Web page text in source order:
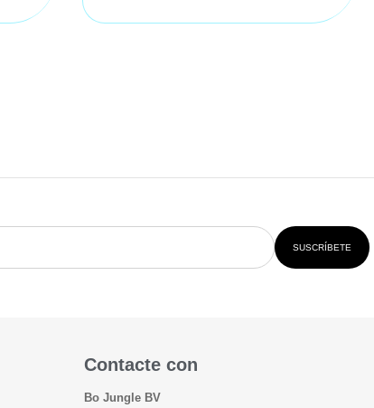
SUSCRÍBETE
Contacte con
Bo Jungle BV